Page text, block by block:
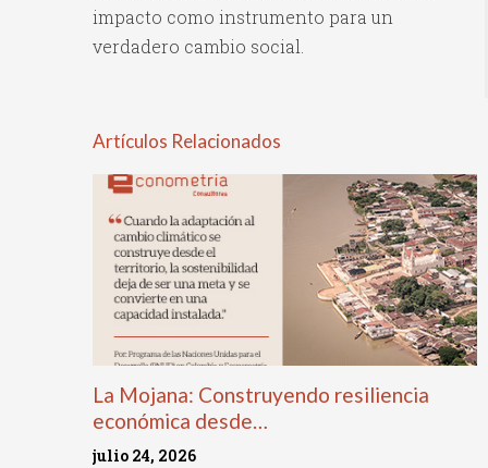
impacto como instrumento para un
verdadero cambio social.
Artículos Relacionados
La Mojana: Construyendo resiliencia
económica desde…
julio 24, 2026